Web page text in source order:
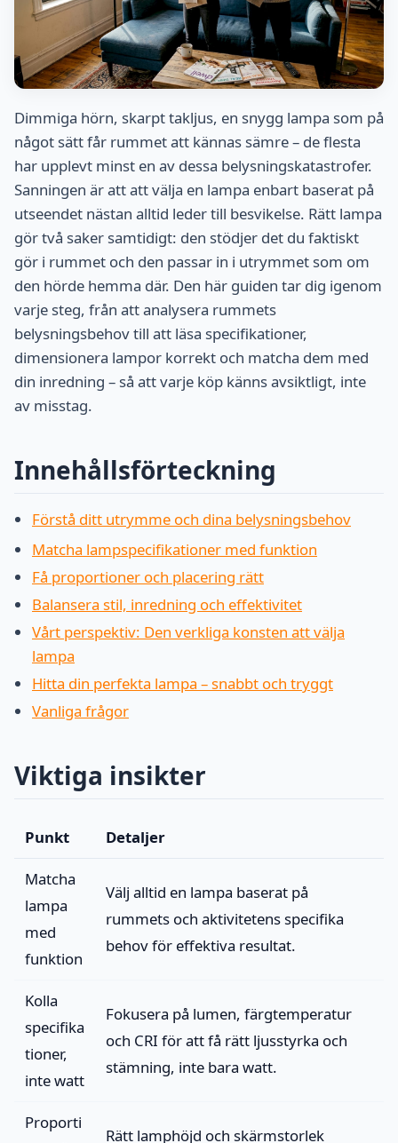
Dimmiga hörn, skarpt takljus, en snygg lampa som på
något sätt får rummet att kännas sämre – de flesta
har upplevt minst en av dessa belysningskatastrofer.
Sanningen är att att välja en lampa enbart baserat på
utseendet nästan alltid leder till besvikelse. Rätt lampa
gör två saker samtidigt: den stödjer det du faktiskt
gör i rummet och den passar in i utrymmet som om
den hörde hemma där. Den här guiden tar dig igenom
varje steg, från att analysera rummets
belysningsbehov till att läsa specifikationer,
dimensionera lampor korrekt och matcha dem med
din inredning – så att varje köp känns avsiktligt, inte
av misstag.
Innehållsförteckning
Förstå ditt utrymme och dina belysningsbehov
Matcha lampspecifikationer med funktion
Få proportioner och placering rätt
Balansera stil, inredning och effektivitet
Vårt perspektiv: Den verkliga konsten att välja
lampa
Hitta din perfekta lampa – snabbt och tryggt
Vanliga frågor
Viktiga insikter
Punkt Detaljer
Matcha
lampa
med
funktion
Välj alltid en lampa baserat på
rummets och aktivitetens specifika
behov för effektiva resultat.
Kolla
specifika
tioner,
inte watt
Fokusera på lumen, färgtemperatur
och CRI för att få rätt ljusstyrka och
stämning, inte bara watt.
Proporti
Rätt lamphöjd och skärmstorlek